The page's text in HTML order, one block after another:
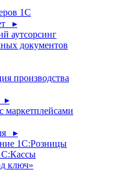
1С
▸
аутсорсинг
документов
производства
▸
маркетплейсами
▸
1С:Розницы
ключ»